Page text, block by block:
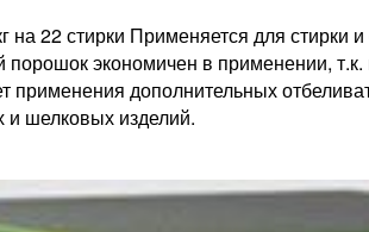
22 стирки Применяется для стирки
экономичен в применении,
дополнительных
и шелковых изделий.